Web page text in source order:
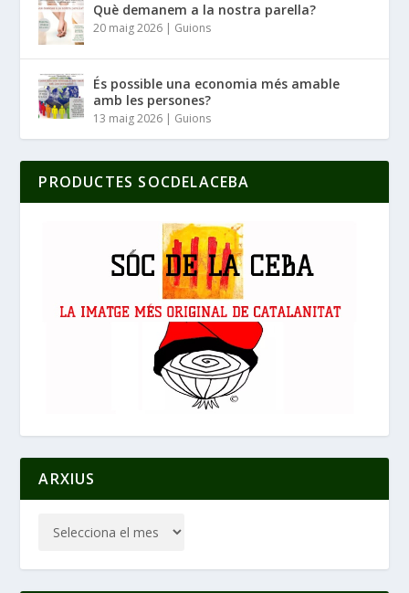
Què demanem a la nostra parella?
20 maig 2026 | Guions
És possible una economia més amable
amb les persones?
13 maig 2026 | Guions
PRODUCTES SOCDELACEBA
ARXIUS